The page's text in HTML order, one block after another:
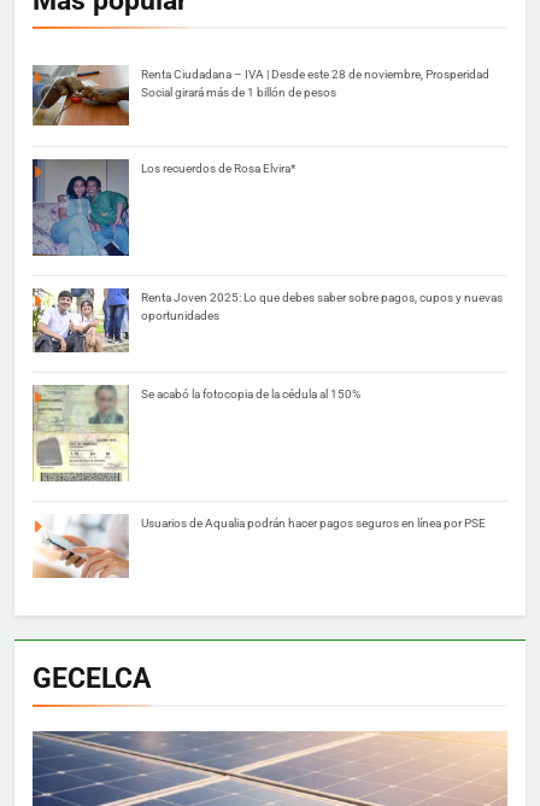
Renta Ciudadana – IVA | Desde este 28 de noviembre, Prosperidad
Social girará más de 1 billón de pesos
Los recuerdos de Rosa Elvira*
Renta Joven 2025: Lo que debes saber sobre pagos, cupos y nuevas
oportunidades
Se acabó la fotocopia de la cédula al 150%
Usuarios de Aqualia podrán hacer pagos seguros en línea por PSE
GECELCA